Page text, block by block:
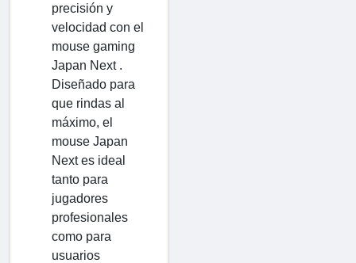
precisión y
velocidad con el
mouse gaming
Japan Next .
Diseñado para
que rindas al
máximo, el
mouse Japan
Next es ideal
tanto para
jugadores
profesionales
como para
usuarios